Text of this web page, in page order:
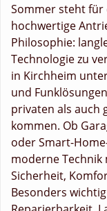
Sommer steht für
hochwertige
Philosophie:
Technologie zu
in Kirchheim
und
privaten als auch
kommen. Ob
oder Smart-
moderne
Sicherheit,
Besonders